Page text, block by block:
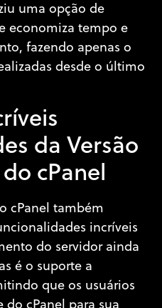
uma opção de
economiza tempo e
fazendo apenas o
desde o último
da Versão
cPanel
cPanel também
incríveis
do servidor ainda
é o suporte a
que os usuários